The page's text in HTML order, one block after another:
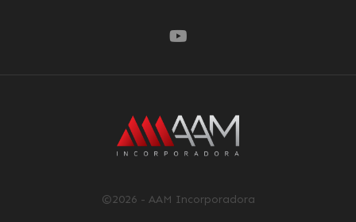
©2026 - AAM Incorporadora